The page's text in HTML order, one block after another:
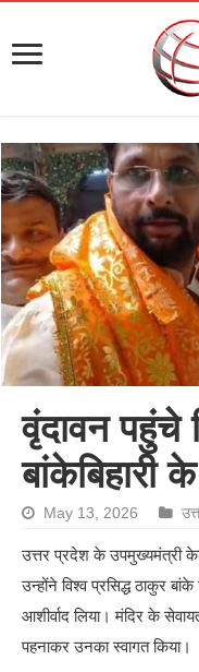
वृंदावन पहुंचे
बांकेबिहारी
May 13, 2026
उत्तर प्रदेश के उपमुख्यमंत्री
उन्होंने विश्व प्रसिद्ध ठाकुर
आशीर्वाद लिया। मंदिर के
पहनाकर उनका स्वागत किया।